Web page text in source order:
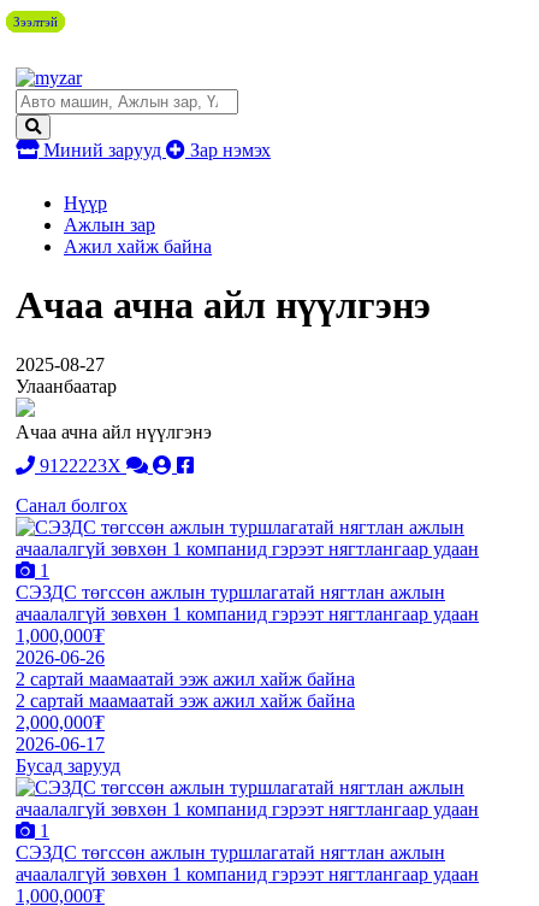
Миний зарууд Зар нэмэх
Нүүр
Ажлын зар
Ажил хайж байна
Ачаа ачна айл нүүлгэнэ
2025-08-27
Улаанбаатар
Ачаа ачна айл нүүлгэнэ
9122223X
Санал болгох
Зээлтэй
1
СЭЗДС төгссөн ажлын туршлагатай нягтлан ажлын
ачаалалгүй зөвхөн 1 компанид гэрээт нягтлангаар удаан
1,000,000₮
2026-06-26
2 сартай маамаатай ээж ажил хайж байна
Зээлтэй
2 сартай маамаатай ээж ажил хайж байна
2,000,000₮
2026-06-17
Бусад зарууд
Зээлтэй
1
СЭЗДС төгссөн ажлын туршлагатай нягтлан ажлын
ачаалалгүй зөвхөн 1 компанид гэрээт нягтлангаар удаан
1,000,000₮
Зээлтэй
Зээлтэй
Зээлтэй